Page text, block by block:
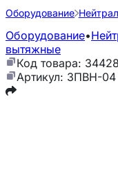
Оборудование
Оборудование•
вытяжные
Код товара:
Артикул: ЗПВН-04